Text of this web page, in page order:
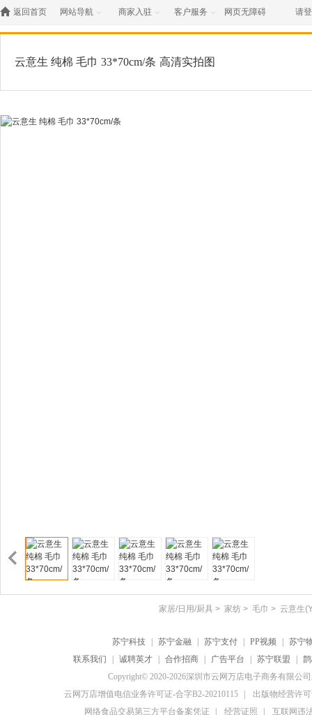
 返回首页 网站导航  商家入驻  客户服务  网页无障碍 请
云意生 纯棉 毛巾 33*70cm/条 高清实拍图
家居/日用/厨具 > 家纺 > 毛巾 > 云意生
苏宁科技 苏宁金融 苏宁支付 PP视频
苏宁
联系我们
诚聘英才 合作招商 广告平台 苏宁联盟
Copyright© 2020-2026深圳市云网万店电子商务有限公
云网万店增值电信业务许可证-合字B2-20210115
出版物经营许
网络食品交易第三方平台备案凭证
经营证照
互联网违